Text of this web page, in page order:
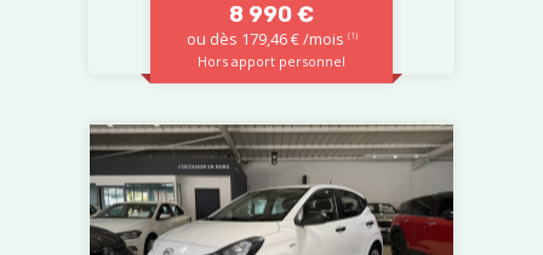
8 990 €
ou dès 179,46 € /mois (1)
Hors apport personnel